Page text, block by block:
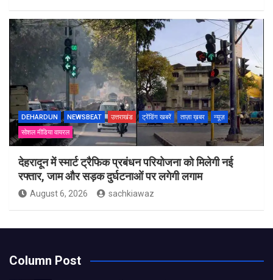
DEHARDUN NEWSBEAT उत्तराखंड ट्रेंडिंग खबरें ताज़ा ख़बर
न्यूज़
सोशल मीडिया वायरल
देहरादून में स्मार्ट ट्रैफिक प्रबंधन परियोजना को मिलेगी नई
रफ्तार, जाम और सड़क दुर्घटनाओं पर लगेगी लगाम
August 6, 2026 sachkiawaz
Column Post